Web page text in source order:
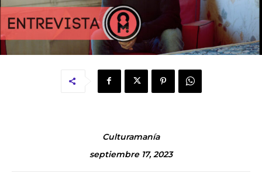
Culturamanía
septiembre 17, 2023